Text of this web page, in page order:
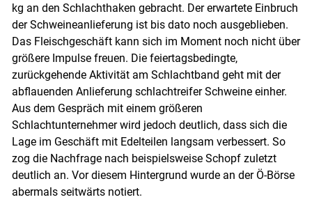
Skip to main content
kg an den Schlachthaken gebracht. Der erwartete Einbruch
der Schweineanlieferung ist bis dato noch ausgeblieben.
Das Fleischgeschäft kann sich im Moment noch nicht über
größere Impulse freuen. Die feiertagsbedingte,
zurückgehende Aktivität am Schlachtband geht mit der
abflauenden Anlieferung schlachtreifer Schweine einher.
Aus dem Gespräch mit einem größeren
Schlachtunternehmer wird jedoch deutlich, dass sich die
Lage im Geschäft mit Edelteilen langsam verbessert. So
zog die Nachfrage nach beispielsweise Schopf zuletzt
deutlich an. Vor diesem Hintergrund wurde an der Ö-Börse
abermals seitwärts notiert.